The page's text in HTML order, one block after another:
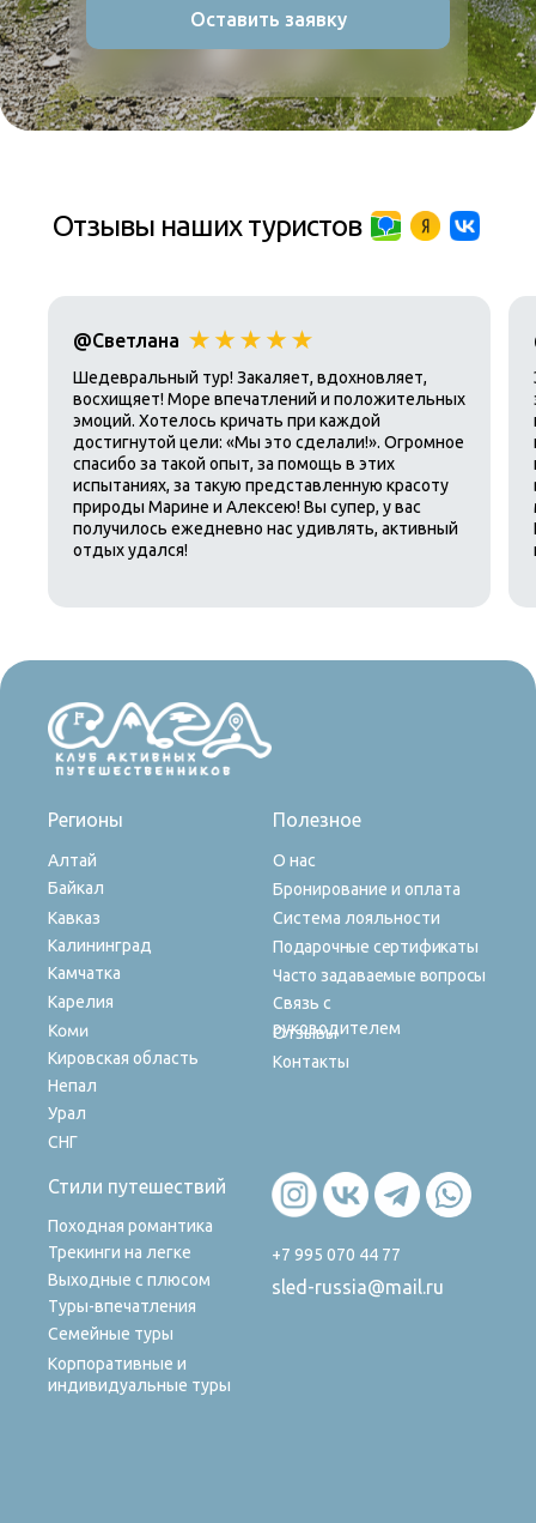
Оставить заявку
Отзывы наших туристов
@Светлана
Шедевральный тур! Закаляет, вдохновляет,
восхищяет! Море впечатлений и положительных
эмоций. Хотелось кричать при каждой
достигнутой цели: «Мы это сделали!». Огромное
спасибо за такой опыт, за помощь в этих
испытаниях, за такую представленную красоту
природы Марине и Алексею! Вы супер, у вас
получилось ежедневно нас удивлять, активный
отдых удался!
Регионы
Стили путешествий
О нас
Отзывы
Контакты
Алтай
Байкал
Кавказ
Калининград
Камчатка
Карелия
Коми
Кировская область
Непал
Урал
СНГ
Корпоративные и
индивидуальные туры
Семейные туры
Туры-впечатления
Выходные с плюсом
Трекинги на легке
Походная романтика
Бронирование и оплата
Система лояльности
Подарочные сертификаты
Часто задаваемые вопросы
Связь с
руководителем
Полезное
+7 995 070 44 77
sled-russia@mail.ru